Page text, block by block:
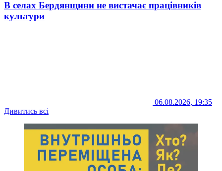
В селах Бердянщини не вистачає працівників
культури
06.08.2026, 19:35
Дивитись всі